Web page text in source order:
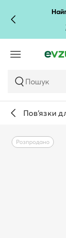
Пошук
Пов'язки
Розпродано